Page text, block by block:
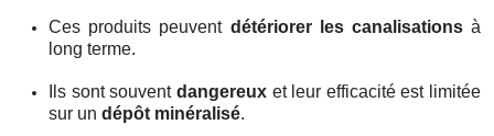
Ces produits peuvent détériorer les canalisationsà
long terme.
Ils sont souvent dangereuxet leur efficacité est limitée
sur un dépôt minéralisé.